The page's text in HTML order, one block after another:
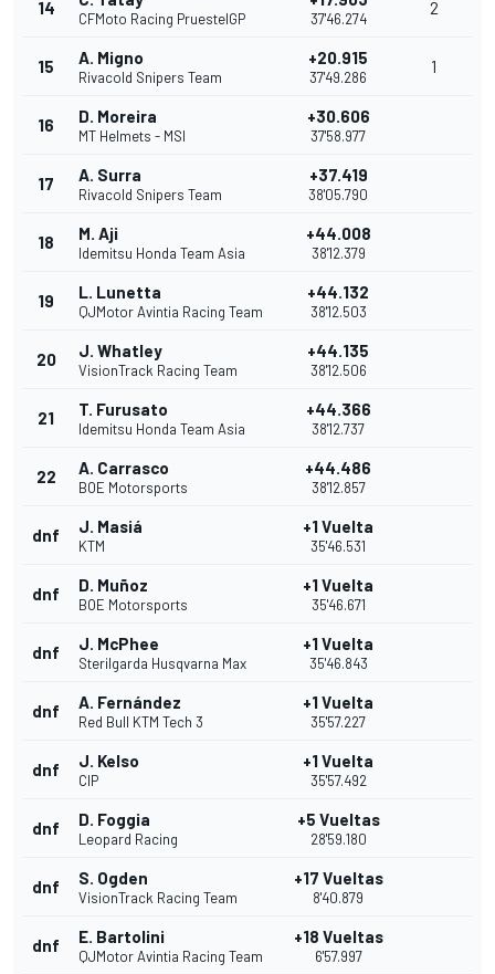
14
CFMoto Racing PruestelGP 37'46.274
2
15 A. Migno
Rivacold Snipers Team
+20.915
37'49.286
1
16 D. Moreira
MT Helmets - MSI
+30.606
37'58.977
17 A. Surra
Rivacold Snipers Team
+37.419
38'05.790
18 M. Aji
Idemitsu Honda Team Asia
+44.008
38'12.379
19 L. Lunetta
QJMotor Avintia Racing Team
+44.132
38'12.503
20 J. Whatley
VisionTrack Racing Team
+44.135
38'12.506
21 T. Furusato
Idemitsu Honda Team Asia
+44.366
38'12.737
22 A. Carrasco
BOE Motorsports
+44.486
38'12.857
dnf J. Masiá
KTM
+1 Vuelta
35'46.531
dnf D. Muñoz
BOE Motorsports
+1 Vuelta
35'46.671
dnf J. McPhee
Sterilgarda Husqvarna Max
+1 Vuelta
35'46.843
dnf A. Fernández
Red Bull KTM Tech 3
+1 Vuelta
35'57.227
dnf J. Kelso
CIP
+1 Vuelta
35'57.492
dnf D. Foggia
Leopard Racing
+5 Vueltas
28'59.180
dnf S. Ogden
VisionTrack Racing Team
+17 Vueltas
8'40.879
dnf E. Bartolini
QJMotor Avintia Racing Team
+18 Vueltas
6'57.997